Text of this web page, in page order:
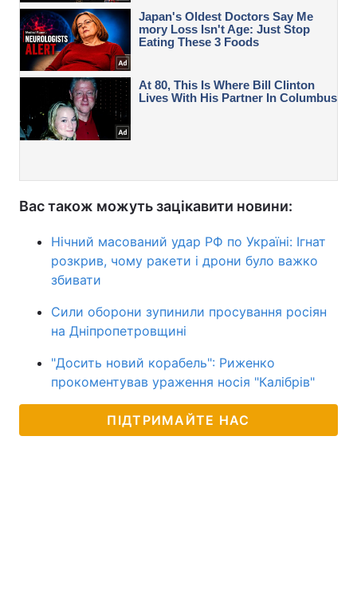
Вас також можуть зацікавити новини:
Нічний масований удар РФ по Україні: Ігнат
розкрив, чому ракети і дрони було важко
збивати
Сили оборони зупинили просування росіян
на Дніпропетровщині
"Досить новий корабель": Риженко
прокоментував ураження носія "Калібрів"
ПІДТРИМАЙТЕ НАС